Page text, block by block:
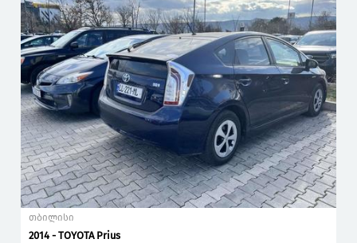
თბილისი
2014 - TOYOTA Prius